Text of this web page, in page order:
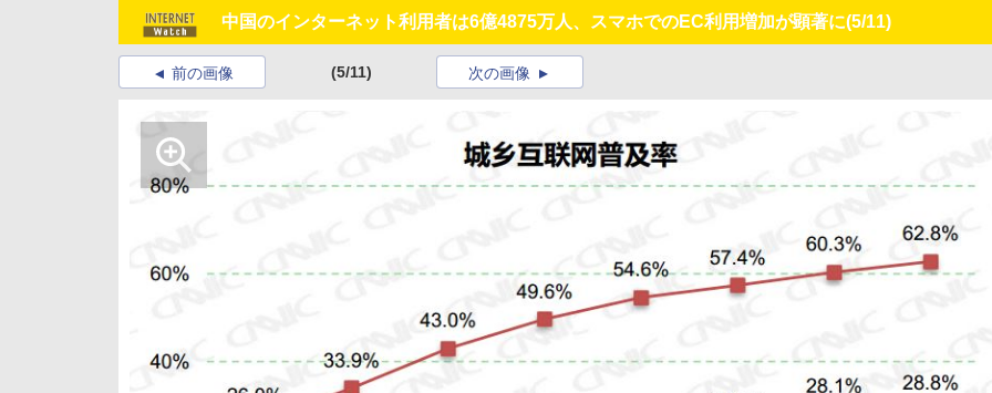
中国のインターネット利用者は6億4875万人、スマホでのEC利用増加が顕著に(5/11)
前の画像 (5/11) 次の画像